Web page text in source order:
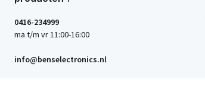
0416-234999
ma t/m vr 11:00-16:00
info@benselectronics.nl